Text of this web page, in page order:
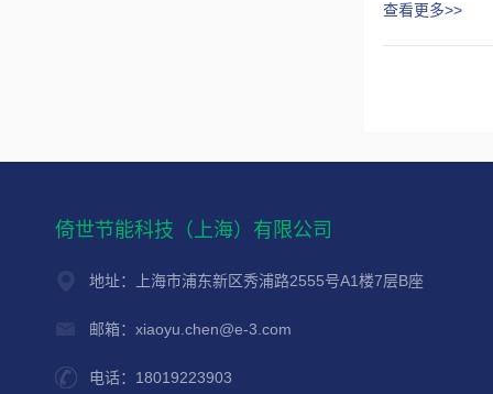
查看更多>>
倚世节能科技（上海）有限公司
地址：上海市浦东新区秀浦路2555号A1楼7层B座
邮箱：xiaoyu.chen@e-3.com
电话：18019223903